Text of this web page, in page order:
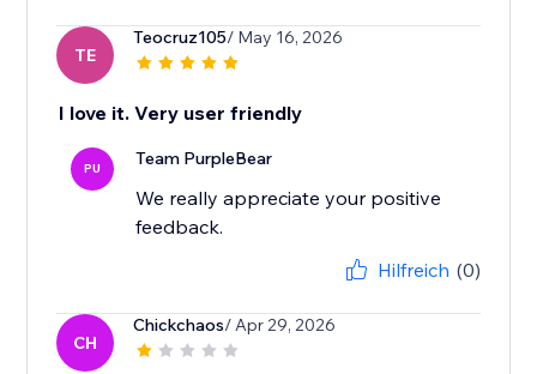
TE
Teocruz105/ May 16, 2026
I love it. Very user friendly
PU Team PurpleBear
We really appreciate your positive
feedback.
Hilfreich (0)
CH
Chickchaos/ Apr 29, 2026